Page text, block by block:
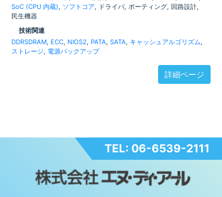
SoC (CPU 内蔵), ソフトコア, ドライバ, ポーティング, 回路設計,
民生機器
技術関連
DDRSDRAM, ECC, NIOS2, PATA, SATA, キャッシュアルゴリズム,
ストレージ, 電源バックアップ
詳細ページ
TEL: 06-6539-2111